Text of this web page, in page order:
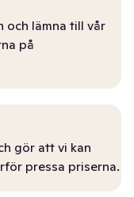
och lämna till vår
på
gör att vi kan
pressa priserna.